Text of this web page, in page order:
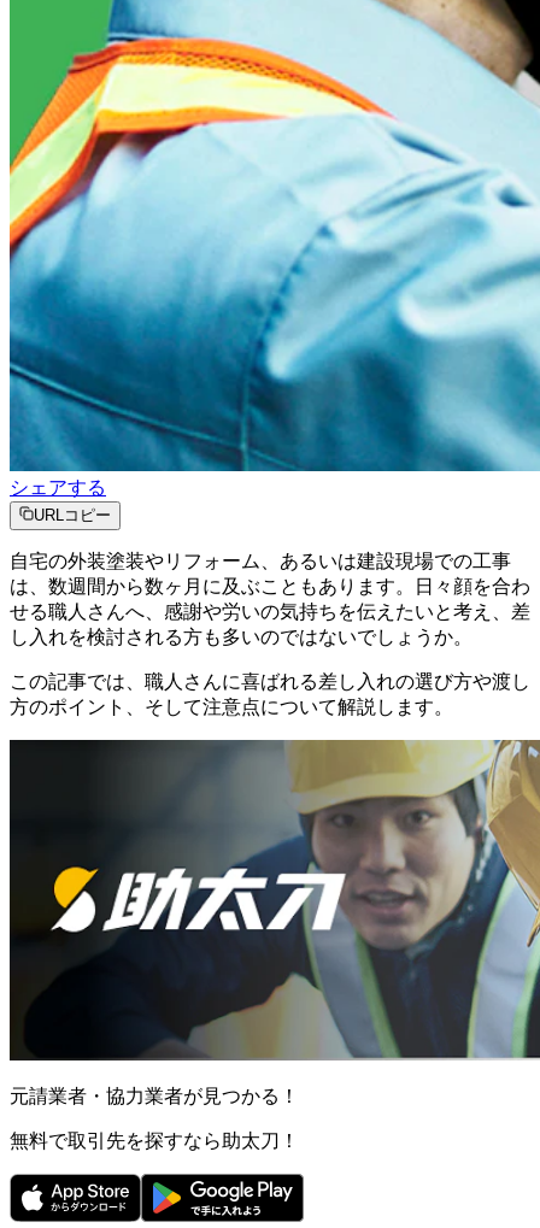
シェアする
URLコピー
自宅の外装塗装やリフォーム、あるいは建設現場での工事
は、数週間から数ヶ月に及ぶこともあります。日々顔を合わ
せる職人さんへ、感謝や労いの気持ちを伝えたいと考え、差
し入れを検討される方も多いのではないでしょうか。
この記事では、職人さんに喜ばれる差し入れの選び方や渡し
方のポイント、そして注意点について解説します。
元請業者・協力業者が見つかる！
無料で取引先を探すなら助太刀！